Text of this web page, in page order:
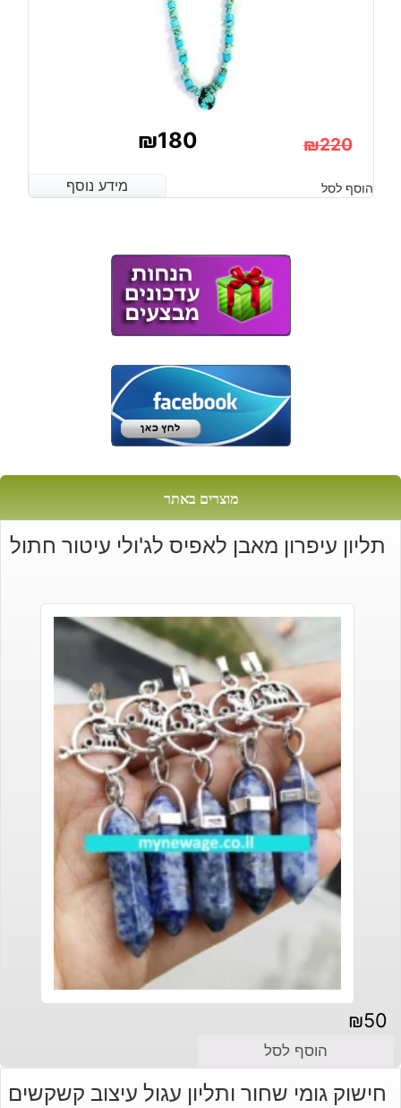
₪220
המקורי
₪180
הנוכחי
מידע נוסף הוסף לסל מידע נוסף
מוצרים באתר
תליון עיפרון מאבן לאפיס לג'ולי עיטור חתול
₪50
הוסף לסל
חישוק גומי שחור ותליון עגול עיצוב קשקשים